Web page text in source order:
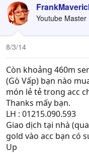
Youtube Master
8/3/14
Còn khoảng 460m
(Gò Vấp) bạn nào
món lẻ tẻ trong acc
Thanks mấy bạn.
LH : 01215.090.593
Giao dịch tại nhà
gold vào acc bạn có
Up